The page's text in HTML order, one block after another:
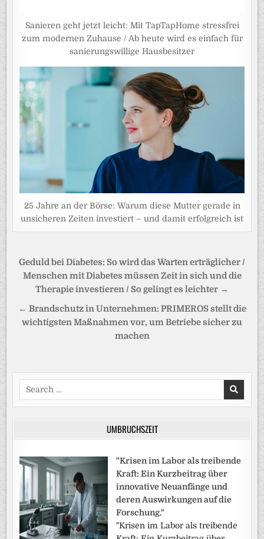
Sanieren geht jetzt leicht: Mit TapTapHome stressfrei
zum modernen Zuhause / Ab heute wird es einfach für
sanierungswillige Hausbesitzer
25 Jahre an der Börse: Warum diese Mutter gerade in
unsicheren Zeiten investiert – und damit erfolgreich ist
Beitragsnavigation
Geduld bei Diabetes: So wird das Warten erträglicher /
Menschen mit Diabetes müssen Zeit in sich und die
Therapie investieren / So gelingt es leichter →
← Brandschutz in Unternehmen: PRIMEROS stellt die
wichtigsten Maßnahmen vor, um Betriebe sicher zu
machen
Search
for:
UMBRUCHSZEIT
"Krisen im Labor als treibende
Kraft: Ein Kurzbeitrag über
innovative Neuanfänge und
deren Auswirkungen auf die
Forschung."
"Krisen im Labor als treibende